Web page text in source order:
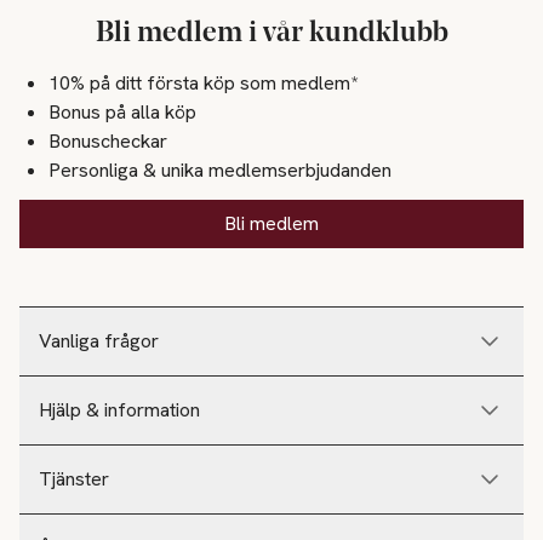
Vanliga frågor
Hjälp & information
Tjänster
Bli medlem i vår kundklubb
10% på ditt första köp som medlem*
Bonus på alla köp
Bonuscheckar
Personliga & unika medlemserbjudanden
Bli medlem